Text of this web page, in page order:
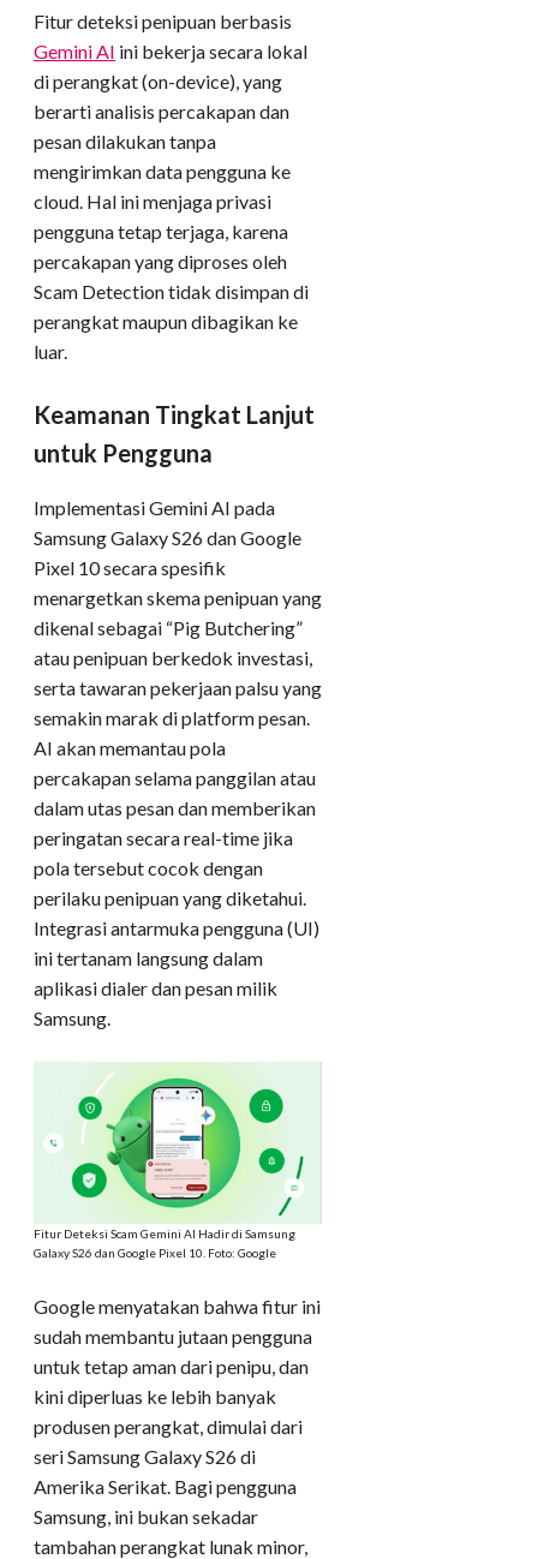
Fitur deteksi penipuan berbasis
Gemini AI ini bekerja secara lokal
di perangkat (on-device), yang
berarti analisis percakapan dan
pesan dilakukan tanpa
mengirimkan data pengguna ke
cloud. Hal ini menjaga privasi
pengguna tetap terjaga, karena
percakapan yang diproses oleh
Scam Detection tidak disimpan di
perangkat maupun dibagikan ke
luar.
Keamanan Tingkat Lanjut
untuk Pengguna
Implementasi Gemini AI pada
Samsung Galaxy S26 dan Google
Pixel 10 secara spesifik
menargetkan skema penipuan yang
dikenal sebagai “Pig Butchering”
atau penipuan berkedok investasi,
serta tawaran pekerjaan palsu yang
semakin marak di platform pesan.
AI akan memantau pola
percakapan selama panggilan atau
dalam utas pesan dan memberikan
peringatan secara real-time jika
pola tersebut cocok dengan
perilaku penipuan yang diketahui.
Integrasi antarmuka pengguna (UI)
ini tertanam langsung dalam
aplikasi dialer dan pesan milik
Samsung.
Fitur Deteksi Scam Gemini AI Hadir di Samsung
Galaxy S26 dan Google Pixel 10. Foto: Google
Google menyatakan bahwa fitur ini
sudah membantu jutaan pengguna
untuk tetap aman dari penipu, dan
kini diperluas ke lebih banyak
produsen perangkat, dimulai dari
seri Samsung Galaxy S26 di
Amerika Serikat. Bagi pengguna
Samsung, ini bukan sekadar
tambahan perangkat lunak minor,